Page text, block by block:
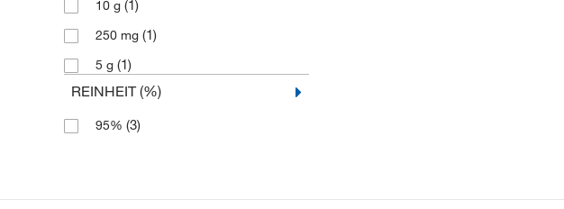
10 g (1)
250 mg (1)
5 g (1)
REINHEIT (%)
95% (3)